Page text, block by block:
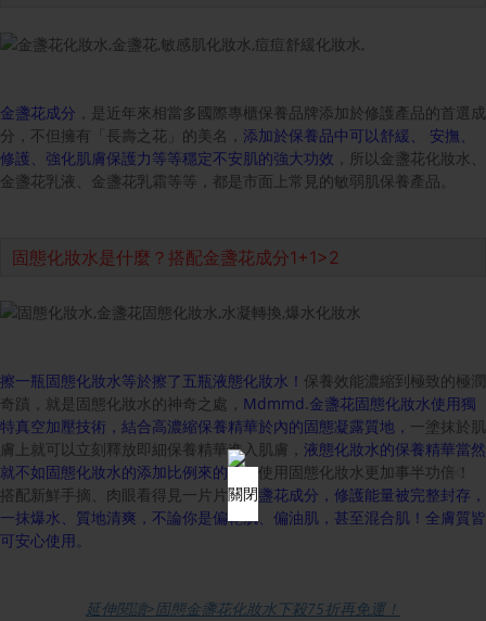
關閉
×
金盞花成分 ，是近年來相當多國際專櫃保養品牌添加於修護產品的首選成
分，不但擁有「長壽之花」的美名， 添加於保養品中可以舒緩、 安撫、
修護、強化肌膚保護力等等穩定不安肌的強大功效 ，所以金盞花化妝水、
金盞花乳液、金盞花乳霜等等，都是市面上常見的敏弱肌保養產品。
固態化妝水是什麼？搭配金盞花成分1+1>2
擦一瓶固態化妝水等於擦了五瓶液態化妝水！ 保養效能濃縮到極致的極潤
奇蹟，就是固態化妝水的神奇之處， Mdmmd.金盞花固態化妝水使用獨
特真空加壓技術，結合高濃縮保養精華於內的固態凝露質地， 一塗抹於肌
膚上就可以立刻釋放即細保養精華進入肌膚， 液態化妝水的保養精華當然
就不如固態化妝水的添加比例來的高，使用固態化妝水更加事半功倍！
搭配新鮮手摘、肉眼看得見一片片的金盞花成分，修護能量被完整封存，
一抹爆水、質地清爽，不論你是偏乾肌、偏油肌，甚至混合肌！全膚質皆
可安心使用。
延伸閱讀>固態金盞花化妝水下殺75折再免運！